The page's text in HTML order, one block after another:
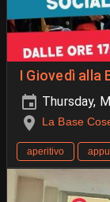
I Giovedì alla
Thursday,
La Base
aperitivo